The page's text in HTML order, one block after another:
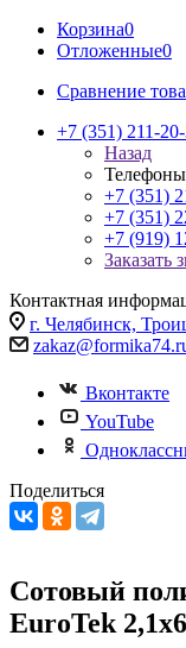
Корзина0
Отложенные0
Сравнение
+7 (351) 211-
Назад
Телефоны
+7 (351)
+7 (351)
+7 (919)
Заказать
Контактная
г. Челябинск,
Вконтакте
YouTube
Поделиться
Сотовый
EuroTek